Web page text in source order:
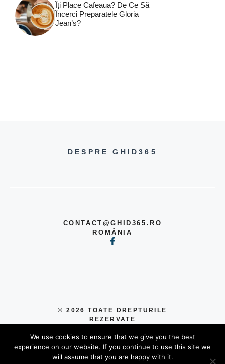
Îți Place Cafeaua? De Ce Să
Încerci Preparatele Gloria
Jean’s?
DESPRE GHID365
CONTACT@GHID365.RO
ROMÂNIA
© 2026 TOATE DREPTURILE
REZERVATE
TERMENI ȘI CONDIȚII
We use cookies to ensure that we give you the best
experience on our website. If you continue to use this site we
will assume that you are happy with it.